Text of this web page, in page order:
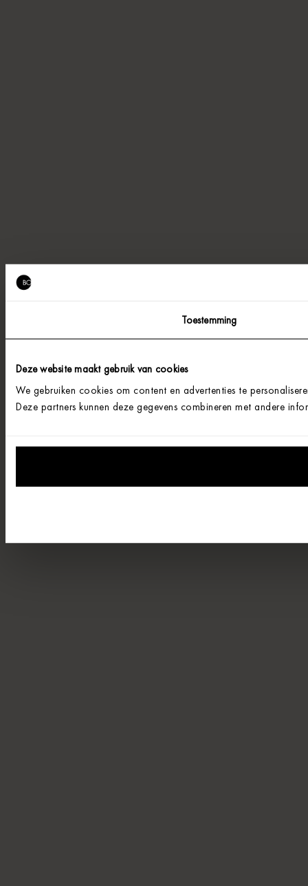
Toestemming
Deze website maakt gebruik van cookies
We gebruiken cookies om content en advertenties te
Deze partners kunnen deze gegevens combineren met andere